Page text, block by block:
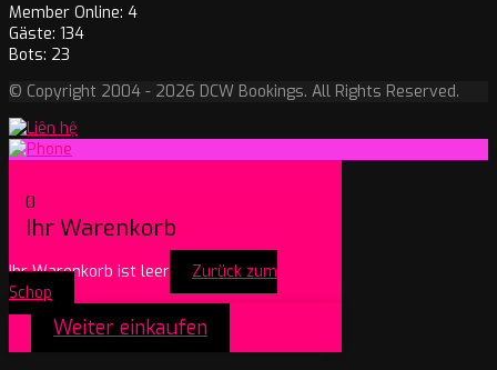
Member Online: 4
Gäste: 134
Bots: 23
© Copyright 2004 - 2026 DCW Bookings. All Rights Reserved.
0
Ihr Warenkorb
Ihr Warenkorb ist leer
Zurück zum
Schop
Weiter einkaufen